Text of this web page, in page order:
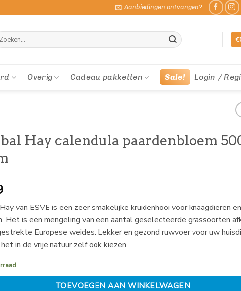
Aanbiedingen ontvangen?
€
Overig Cadeau pakketten Sale! Login /
Hay calendula paardenbloem
van ESVE is een zeer smakelijke kruidenhooi voor knaagdieren en
Het is een mengeling van een aantal geselecteerde grassoorten
Europese weides. Lekker en gezond ruwvoer voor uw
in de vrije natuur zelf ook kiezen
TOEVOEGEN AAN WINKELWAGEN